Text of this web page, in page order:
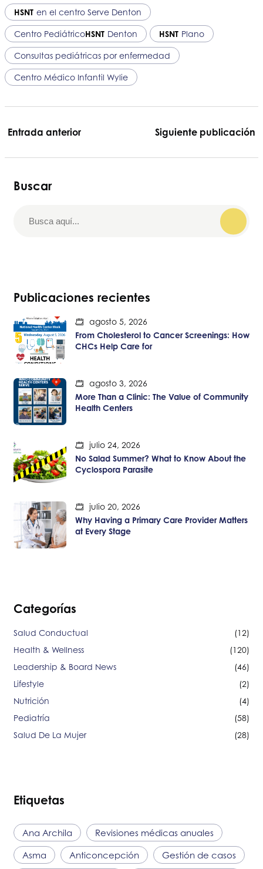
HSNT en el centro Serve Denton
Centro PediátricoHSNT Denton HSNT Plano
Consultas pediátricas por enfermedad
Centro Médico Infantil Wylie
Entrada anterior Siguiente publicación
Buscar
Publicaciones recientes
agosto 5, 2026
From Cholesterol to Cancer Screenings: How
CHCs Help Care for
agosto 3, 2026
More Than a Clinic: The Value of Community
Health Centers
julio 24, 2026
No Salad Summer? What to Know About the
Cyclospora Parasite
julio 20, 2026
Why Having a Primary Care Provider Matters
at Every Stage
Categorías
Salud Conductual
(12)
Health & Wellness
(120)
Leadership & Board News
(46)
Lifestyle
(2)
Nutrición
(4)
Pediatría
(58)
Salud De La Mujer
(28)
Etiquetas
Ana Archila Revisiones médicas anuales
Asma Anticoncepción Gestión de casos